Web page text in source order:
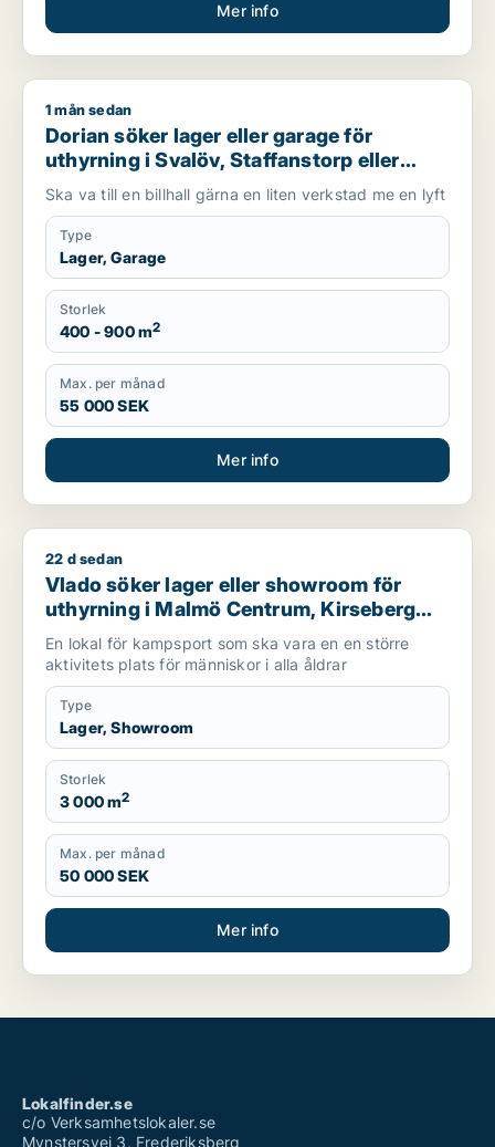
Mer info
Dorian söker lager eller garage för uthyrning i Svalöv,
1 mån sedan
Dorian söker lager eller garage för
uthyrning i Svalöv, Staffanstorp eller
Burlöv m.fl.
Ska va till en billhall gärna en liten verkstad me en lyft
Type
Lager, Garage
Storlek
400 - 900 m2
Max. per månad
55 000 SEK
Mer info
Vlado söker lager eller showroom för uthyrning i Malmö
22 d sedan
Vlado söker lager eller showroom för
uthyrning i Malmö Centrum, Kirseberg
eller Husie m.fl.
En lokal för kampsport som ska vara en en större
aktivitets plats för människor i alla åldrar
Type
Lager, Showroom
Storlek
3 000 m2
Max. per månad
50 000 SEK
Mer info
Lokalfinder.se
c/o Verksamhetslokaler.se
Mynstersvej 3, Frederiksberg